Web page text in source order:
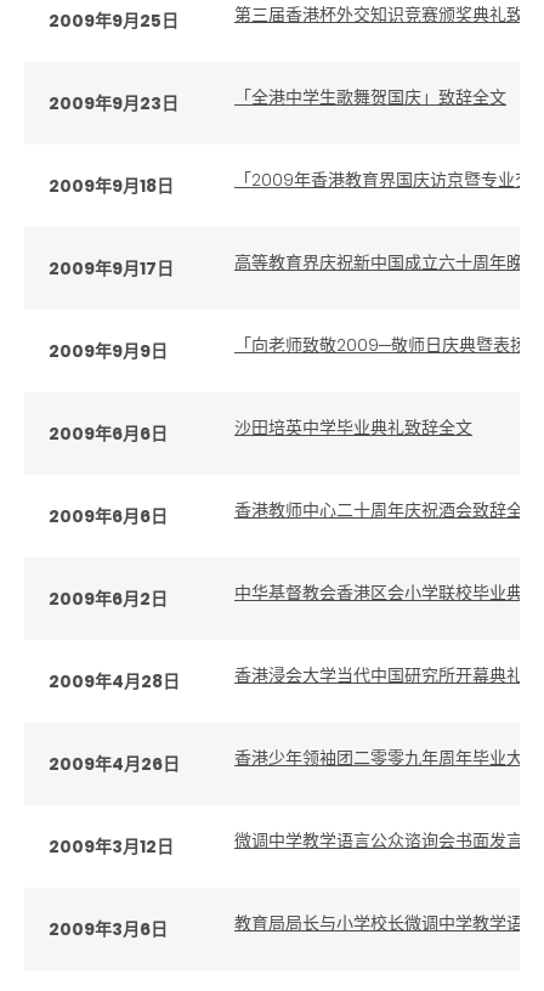
2009年9月25日 第三届香港杯外交知识竞赛颁奖典礼致
2009年9月23日 「全港中学生歌舞贺国庆」致辞全文
2009年9月18日 「2009年香港教育界国庆访京暨专业
2009年9月17日 高等教育界庆祝新中国成立六十周年晚
2009年9月9日 「向老师致敬2009─敬师日庆典暨表扬
2009年6月6日 沙田培英中学毕业典礼致辞全文
2009年6月6日 香港教师中心二十周年庆祝酒会致辞全文
2009年6月2日 中华基督教会香港区会小学联校毕业典
2009年4月28日 香港浸会大学当代中国研究所开幕典礼
2009年4月26日 香港少年领袖团二零零九年周年毕业大
2009年3月12日 微调中学教学语言公众谘询会书面发言
2009年3月6日 教育局局长与小学校长微调中学教学语